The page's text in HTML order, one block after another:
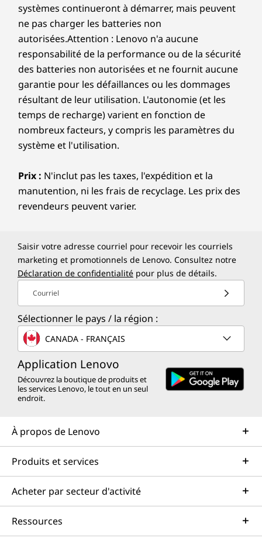
systèmes continueront à démarrer, mais peuvent
ne pas charger les batteries non
autorisées.Attention : Lenovo n'a aucune
responsabilité de la performance ou de la sécurité
des batteries non autorisées et ne fournit aucune
garantie pour les défaillances ou les dommages
résultant de leur utilisation. L'autonomie (et les
temps de recharge) varient en fonction de
nombreux facteurs, y compris les paramètres du
système et l'utilisation.
Prix : N'inclut pas les taxes, l'expédition et la
manutention, ni les frais de recyclage. Les prix des
revendeurs peuvent varier.
Saisir votre adresse courriel pour recevoir les courriels
marketing et promotionnels de Lenovo. Consultez notre
Déclaration de confidentialité pour plus de détails.
Courriel
Sélectionner le pays / la région :
CANADA - FRANÇAIS
Application Lenovo
Découvrez la boutique de produits et
les services Lenovo, le tout en un seul
endroit.
À propos de Lenovo
Produits et services
Acheter par secteur d'activité
Ressources